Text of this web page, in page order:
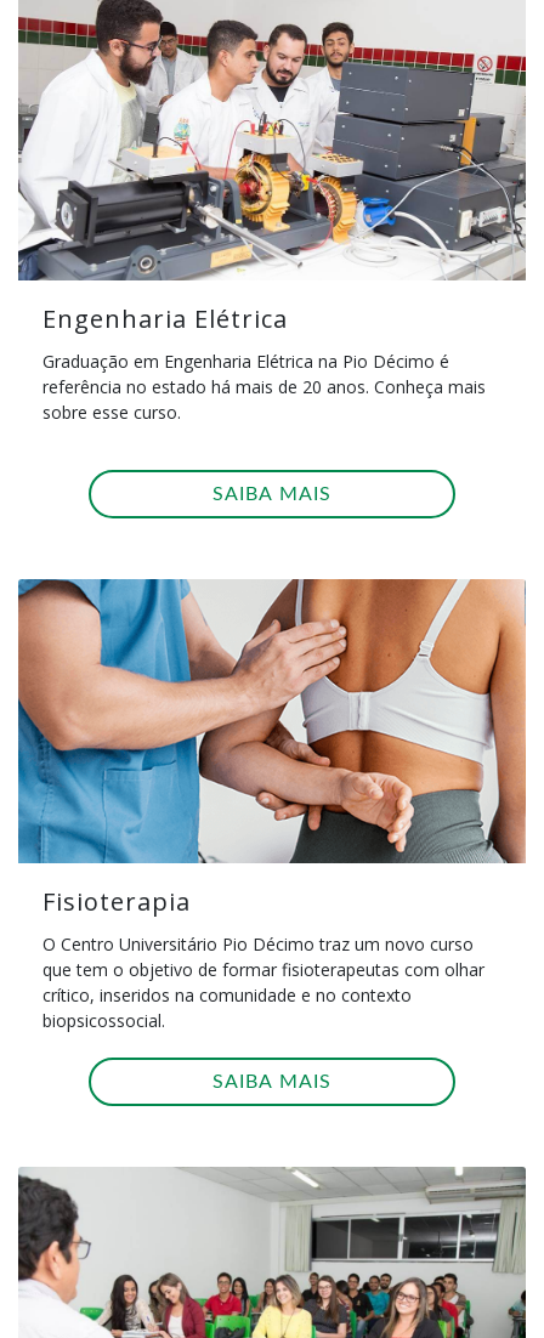
Engenharia Elétrica
Graduação em Engenharia Elétrica na Pio Décimo é
referência no estado há mais de 20 anos. Conheça mais
sobre esse curso.
SAIBA MAIS
Fisioterapia
O Centro Universitário Pio Décimo traz um novo curso
que tem o objetivo de formar fisioterapeutas com olhar
crítico, inseridos na comunidade e no contexto
biopsicossocial.
SAIBA MAIS